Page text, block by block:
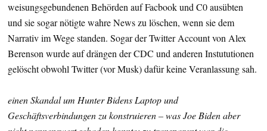
weisungsgebundenen Behörden auf Facbook und C0 ausübten
und sie sogar nötigte wahre News zu löschen, wenn sie dem
Narrativ im Wege standen. Sogar der Twitter Account von Alex
Berenson wurde auf drängen der CDC und anderen Instututionen
gelöscht obwohl Twitter (vor Musk) dafür keine Veranlassung sah.
einen Skandal um Hunter Bidens Laptop und
Geschäftsverbindungen zu konstruieren – was Joe Biden aber